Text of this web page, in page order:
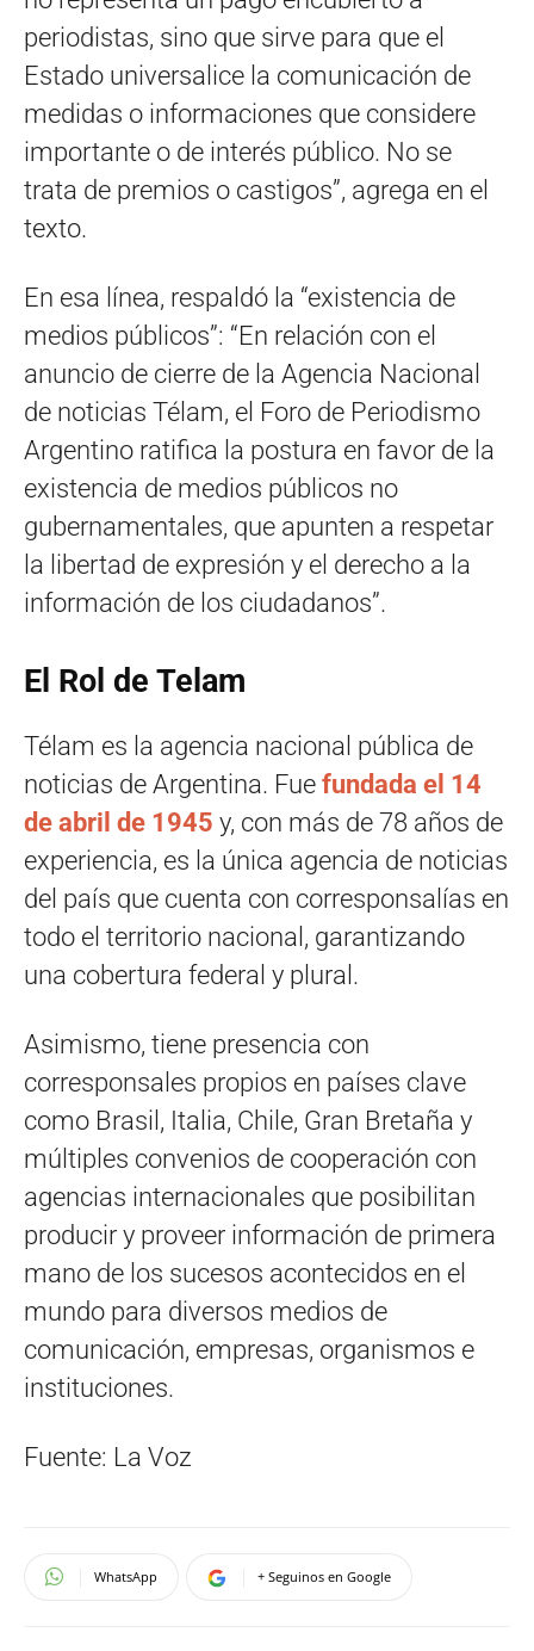
periodistas, sino que sirve para que el
Estado universalice la comunicación de
medidas o informaciones que considere
importante o de interés público. No se
trata de premios o castigos”, agrega en el
texto.
En esa línea, respaldó la “existencia de
medios públicos”: “En relación con el
anuncio de cierre de la Agencia Nacional
de noticias Télam, el Foro de Periodismo
Argentino ratifica la postura en favor de la
existencia de medios públicos no
gubernamentales, que apunten a respetar
la libertad de expresión y el derecho a la
información de los ciudadanos”.
El Rol de Telam
Télam es la agencia nacional pública de
noticias de Argentina. Fue fundada el 14
de abril de 1945 y, con más de 78 años de
experiencia, es la única agencia de noticias
del país que cuenta con corresponsalías en
todo el territorio nacional, garantizando
una cobertura federal y plural.
Asimismo, tiene presencia con
corresponsales propios en países clave
como Brasil, Italia, Chile, Gran Bretaña y
múltiples convenios de cooperación con
agencias internacionales que posibilitan
producir y proveer información de primera
mano de los sucesos acontecidos en el
mundo para diversos medios de
comunicación, empresas, organismos e
instituciones.
Fuente: La Voz
WhatsApp + Seguinos en Google